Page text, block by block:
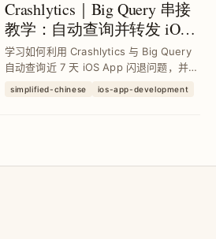
Crashlytics｜Big Query 串接
教学：自动查询并转发 iOS
App 闪退报告到 Slack
学习如何利用 Crashlytics 与 Big Query
自动查询近 7 天 iOS App 闪退问题，并透
Slack，减少手动追踪时间，提升团队即时
simplified-chinese ios-app-development